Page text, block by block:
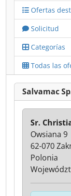
Ofertas
Solicitud
Categorías
Todas las
Salvamac
Sr.
Owsiana 9
62-070
Polonia